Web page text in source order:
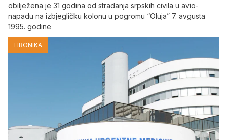
obilježena je 31 godina od stradanja srpskih civila u avio-
napadu na izbjegličku kolonu u pogromu “Oluja” 7. avgusta
1995. godine
HRONIKA